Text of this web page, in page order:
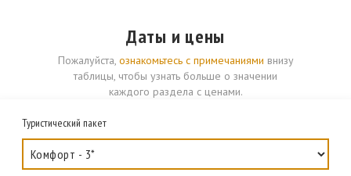
Даты и цены
Пожалуйста, ознакомьтесь с примечаниями внизу
таблицы, чтобы узнать больше о значении
каждого раздела с ценами.
Туристический пакет